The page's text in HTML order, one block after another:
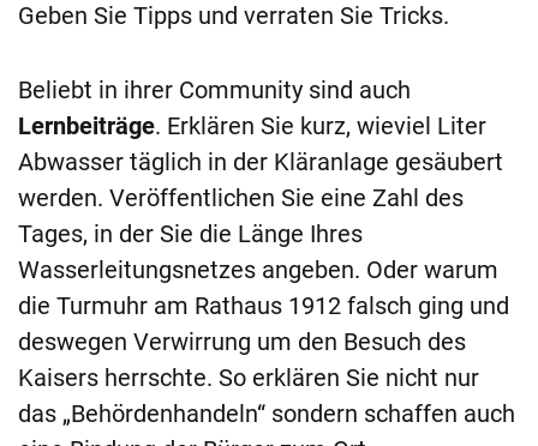
Geben Sie Tipps und verraten Sie Tricks.
Beliebt in ihrer Community sind auch
Lernbeiträge. Erklären Sie kurz, wieviel Liter
Abwasser täglich in der Kläranlage gesäubert
werden. Veröffentlichen Sie eine Zahl des
Tages, in der Sie die Länge Ihres
Wasserleitungsnetzes angeben. Oder warum
die Turmuhr am Rathaus 1912 falsch ging und
deswegen Verwirrung um den Besuch des
Kaisers herrschte. So erklären Sie nicht nur
das „Behördenhandeln“ sondern schaffen auch